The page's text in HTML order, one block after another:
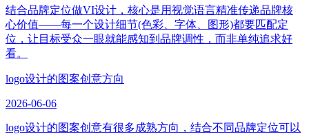
结合品牌定位做VI设计，核心是用视觉语言精准传递品牌核
心价值——每一个设计细节(色彩、字体、图形)都要匹配定
位，让目标受众一眼就能感知到品牌调性，而非单纯追求好
看。
logo设计的图案创意方向
2026-06-06
logo设计的图案创意有很多成熟方向，结合不同品牌定位可以